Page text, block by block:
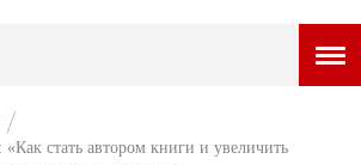
стать автором книги и увеличить